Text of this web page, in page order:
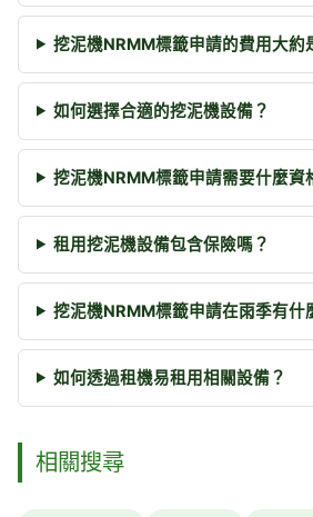
挖泥機NRMM標籤申請的費用大約
如何選擇合適的挖泥機設備？
挖泥機NRMM標籤申請需要什麼資
租用挖泥機設備包含保險嗎？
挖泥機NRMM標籤申請在雨季有什
如何透過租機易租用相關設備？
相關搜尋